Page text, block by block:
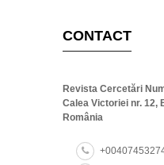
CONTACT
Revista Cercetări
Calea Victoriei nr. 12,
România